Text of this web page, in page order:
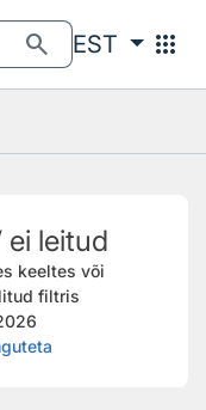
search EST apps
ei leitud
keeltes või
filtris